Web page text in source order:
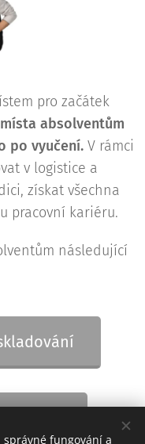
pro začátek
absolventům
po vyučení. V rámci
v logistice a
získat všechna
pracovní kariéru.
následující
správné fungování a